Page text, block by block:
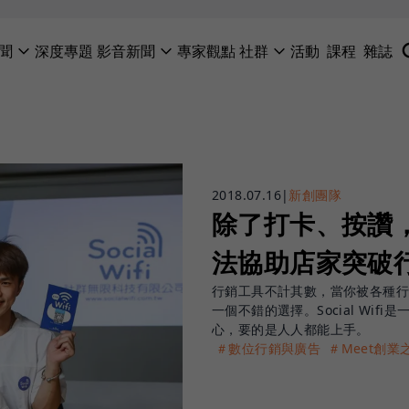
深度專題 影音新聞 專家觀點社群 活動 課程 雜誌
2018.07.16| 新創團隊
除了打卡、按
法協助店家突破
行銷工具不計其數，當你被各種
一個不錯的選擇。Social Wifi是
心，要的是人人都能上手。
＃數位行銷與廣告
＃Meet創業